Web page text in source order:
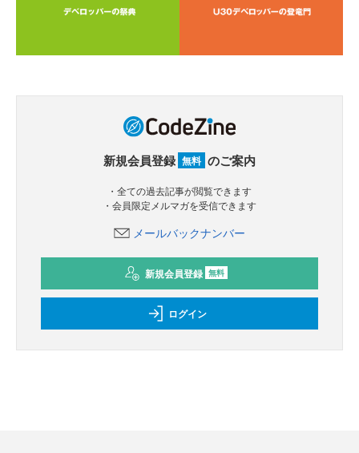
新規会員登録 無料 のご案内
・全ての過去記事が閲覧できます
・会員限定メルマガを受信できます
メールバックナンバー
新規会員登録 無料
ログイン